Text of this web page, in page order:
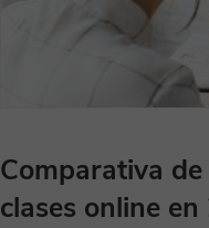
Comparativa
clases online